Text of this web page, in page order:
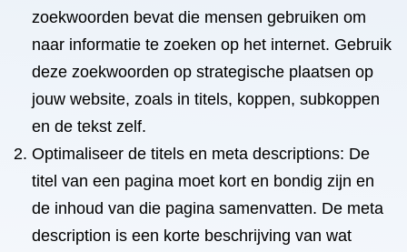
zoekwoorden bevat die mensen gebruiken om
naar informatie te zoeken op het internet. Gebruik
deze zoekwoorden op strategische plaatsen op
jouw website, zoals in titels, koppen, subkoppen
en de tekst zelf.
Optimaliseer de titels en meta descriptions: De
titel van een pagina moet kort en bondig zijn en
de inhoud van die pagina samenvatten. De meta
description is een korte beschrijving van wat